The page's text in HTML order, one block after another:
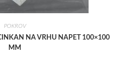
POKROV
NA VRHU NAPET 100×100
MM